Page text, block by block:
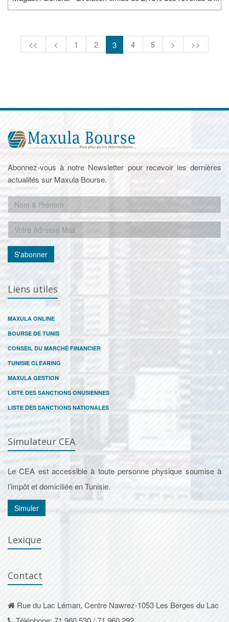
<< < 1 2 3 4 5 > >>
Abonnez-vous à notre Newsletter pour recevoir les dernières
actualités sur Maxula Bourse.
S'abonner
Liens utiles
MAXULA ONLINE
BOURSE DE TUNIS
CONSEIL DU MARCHÉ FINANCIER
TUNISIE CLEARING
MAXULA GESTION
LISTE DES SANCTIONS ONUSIENNES
LISTE DES SANCTIONS NATIONALES
Simulateur CEA
Le CEA est accessible à toute personne physique soumise à
l’impôt et domiciliée en Tunisie.
Simuler
Lexique
Contact
Rue du Lac Léman, Centre Nawrez-1053 Les Berges du Lac